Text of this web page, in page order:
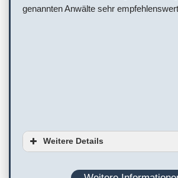
genannten Anwälte sehr
Weitere Details